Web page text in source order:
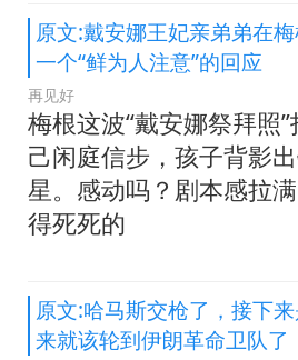
原文:戴安娜王妃亲弟弟在
一个“鲜为人注意”的回应
再见好
梅根这波“戴安娜祭拜
己闲庭信步，孩子背影
星。感动吗？剧本感拉
得死死的
原文:哈马斯交枪了，接下
来就该轮到伊朗革命卫队了